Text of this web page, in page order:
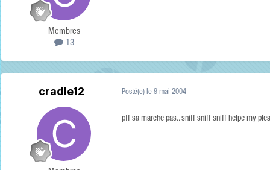
Membres
13
cradle12 Posté(e) le 9 mai 2004
pff sa marche pas.. sniff sniff sniff helpe my